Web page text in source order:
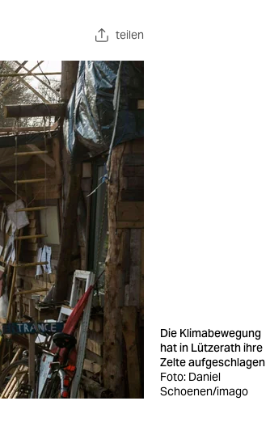
teilen
Die Klimabewegung
hat in Lützerath ihre
Zelte aufgeschlagen
Foto: Daniel
Schoenen/imago